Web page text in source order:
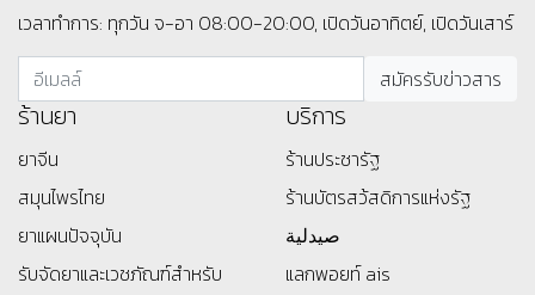
เวลาทำการ: ทุกวัน จ-อา 08:00-20:00, เปิดวันอาทิตย์, เปิดวันเสาร์
ร้านยา
ยาจีน
สมุนไพรไทย
ยาแผนปัจจุบัน
รับจัดยาและเวชภัณฑ์สำหรับ
บริการ
ร้านประชารัฐ
ร้านบัตรสว้สดิการแห่งรัฐ
صيدلية
แลกพอยท์ ais